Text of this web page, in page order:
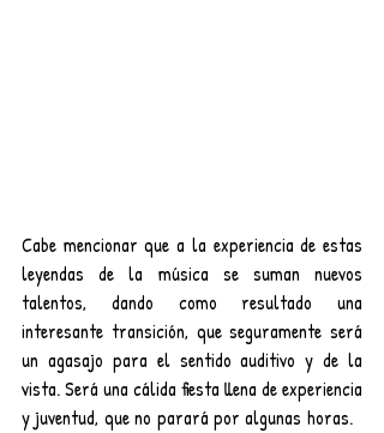
Cabe mencionar que a la experiencia de estas
leyendas de la música se suman nuevos
talentos, dando como resultado una
interesante transición, que seguramente será
un agasajo para el sentido auditivo y de la
vista. Será una cálida fiesta llena de experiencia
y juventud, que no parará por algunas horas.